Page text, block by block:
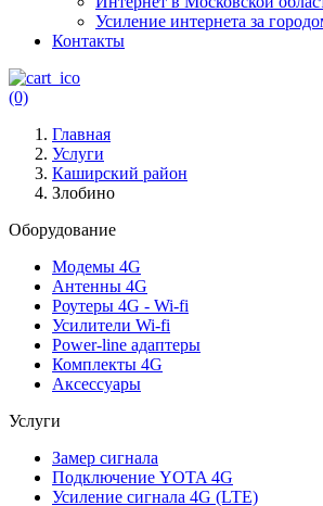
Усиление интернета за
Контакты
(0)
Главная
Услуги
Каширский район
Злобино
Оборудование
Модемы 4G
Антенны 4G
Роутеры 4G - Wi-fi
Усилители Wi-fi
Power-line адаптеры
Комплекты 4G
Аксессуары
Услуги
Замер сигнала
Подключение YOTA 4G
Усиление сигнала 4G (LTE)